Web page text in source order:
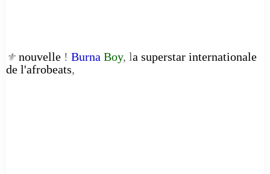
⚜️ nouvelle ! Burna Boy, la superstar internationale
de l'afrobeats,